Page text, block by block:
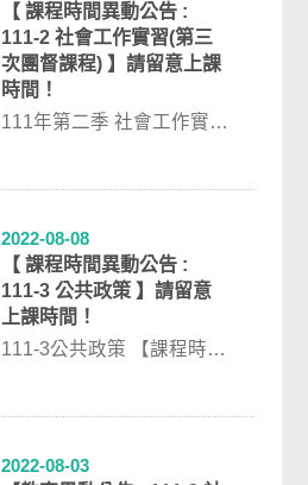
【 課程時間異動公告 :
111-2 社會工作實習(第三
次團督課程) 】請留意上課
時間！
111年第二季 社會工作實習
2022-08-08
【 課程時間異動公告 :
111-3 公共政策 】請留意
上課時間！
111-3公共政策 【課程時間
1...
2022-08-03